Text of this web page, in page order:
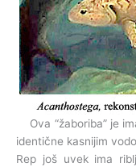
Ova “žaboriba” je
identične kasnijim
Rep još uvek ima